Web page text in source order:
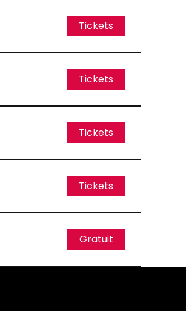
Tickets
Tickets
Tickets
Tickets
Gratuit